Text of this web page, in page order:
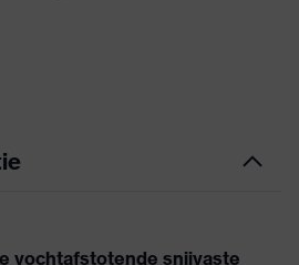
vochtafstotende snijvaste